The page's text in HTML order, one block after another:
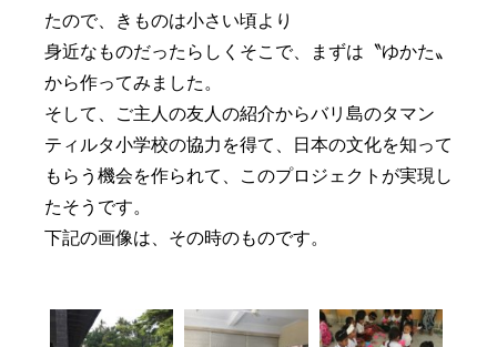
たので、きものは小さい頃より
身近なものだったらしくそこで、まずは〝ゆかた〟
から作ってみました。
そして、ご主人の友人の紹介からバリ島のタマン
ティルタ小学校の協力を得て、日本の文化を知って
もらう機会を作られて、このプロジェクトが実現し
たそうです。
下記の画像は、その時のものです。